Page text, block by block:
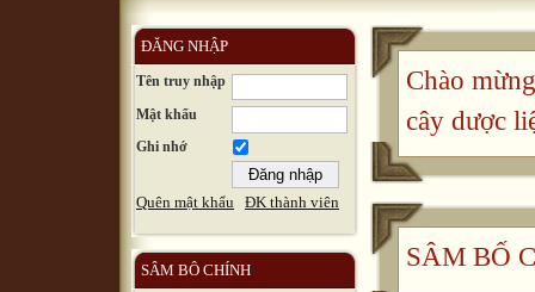
ĐĂNG NHẬP
Tên truy nhập
Mật khẩu
Ghi nhớ
Quên mật khẩu ĐK thành viên
SÂM BÔ CHÍNH
Chào
cây dược
SÂM BỐ